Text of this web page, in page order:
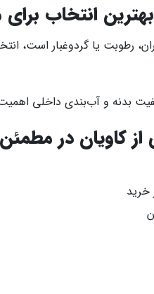
انتخاب
رطوبت یا گردوغبار
بدنه و آب‌بندی داخلی
از کاویان در